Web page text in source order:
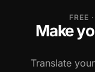
FREE
Make
Translate